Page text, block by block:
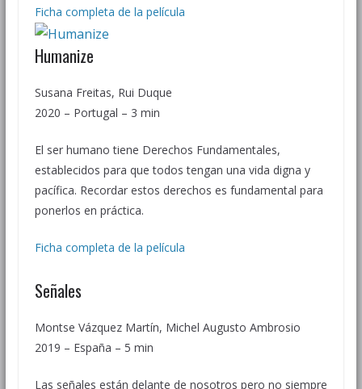
Ficha completa de la película
Humanize
Susana Freitas, Rui Duque
2020 – Portugal – 3 min
El ser humano tiene Derechos Fundamentales,
establecidos para que todos tengan una vida digna y
pacífica. Recordar estos derechos es fundamental para
ponerlos en práctica.
Ficha completa de la película
Señales
Montse Vázquez Martín, Michel Augusto Ambrosio
2019 – España – 5 min
Las señales están delante de nosotros pero no siempre